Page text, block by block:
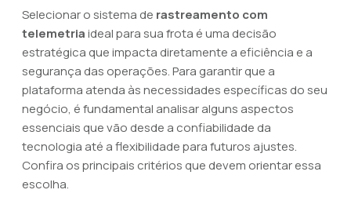
Selecionar o sistema de rastreamento com
telemetriaideal para sua frota é uma decisão
estratégica que impacta diretamente a eficiência e a
segurança das operações. Para garantir que a
plataforma atenda às necessidades específicas do seu
negócio, é fundamental analisar alguns aspectos
essenciais que vão desde a confiabilidade da
tecnologia até a flexibilidade para futuros ajustes.
Confira os principais critérios que devem orientar essa
escolha.